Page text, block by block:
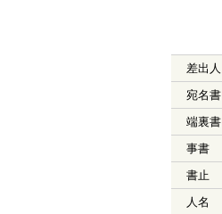
差出人
宛名書
端裏書
事書
書止
人名